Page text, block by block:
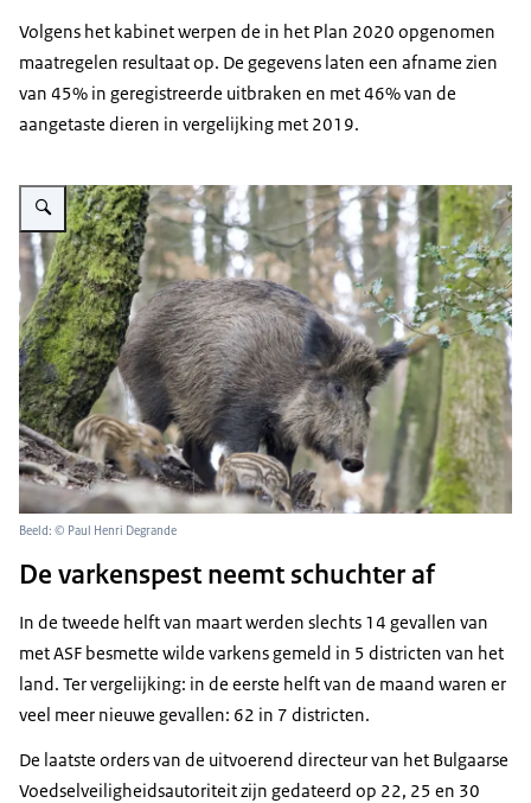
Volgens het kabinet werpen de in het Plan 2020 opgenomen
maatregelen resultaat op. De gegevens laten een afname zien
van 45% in geregistreerde uitbraken en met 46% van de
aangetaste dieren in vergelijking met 2019.
Vergroot afbeelding A wild boar family in a forest.
Beeld: © Paul Henri Degrande
De varkenspest neemt schuchter af
In de tweede helft van maart werden slechts 14 gevallen van
met ASF besmette wilde varkens gemeld in 5 districten van het
land. Ter vergelijking: in de eerste helft van de maand waren er
veel meer nieuwe gevallen: 62 in 7 districten.
De laatste orders van de uitvoerend directeur van het Bulgaarse
Voedselveiligheidsautoriteit zijn gedateerd op 22, 25 en 30